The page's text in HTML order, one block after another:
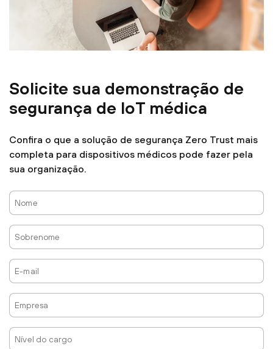
Solicite sua demonstração de
segurança de IoT médica
Confira o que a solução de segurança Zero Trust mais
completa para dispositivos médicos pode fazer pela
sua organização.
Nome
Sobrenome
E-
mail
Empresa
Nível
do